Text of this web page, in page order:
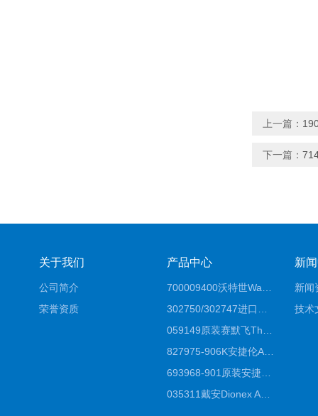
上一篇：
下一篇：
关于我们
公司简介
荣誉资质
产品中心
827975-906K安捷伦Agilent原装ZORBAX液相色谱柱*
035311戴安Dionex AS4分析柱阴离子交换色谱柱厂家
新
新闻
技术